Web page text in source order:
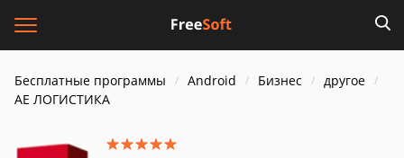
Бесплатные программы Android Бизнес
другое
АЕ ЛОГИСТИКА